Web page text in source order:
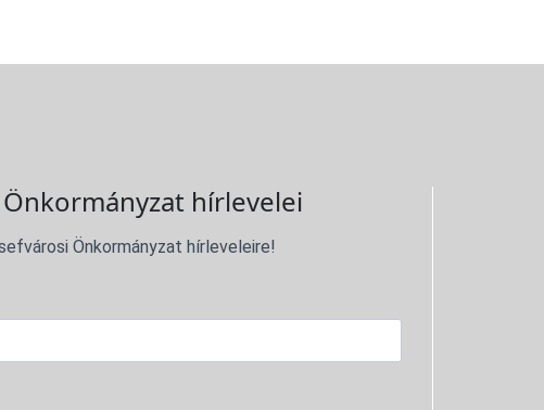
Önkormányzat hírlevelei
Önkormányzat hírleveleire!